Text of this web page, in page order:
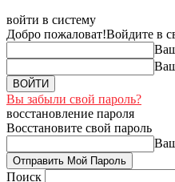
войти в систему
Добро пожаловат!Войдите в
Вы забыли свой пароль?
восстановление пароля
Восстановите свой пароль
Поиск